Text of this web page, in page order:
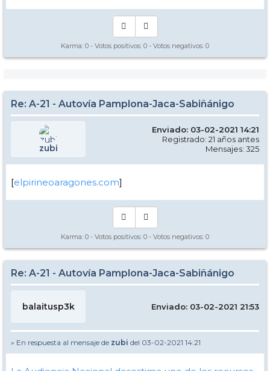
Karma: 0 - Votos positivos: 0 - Votos negativos: 0
Re: A-21 - Autovía Pamplona-Jaca-Sabiñánigo
zubi
Enviado: 03-02-2021 14:21
Registrado: 21 años antes
Mensajes: 325
[elpirineoaragones.com]
Karma: 0 - Votos positivos: 0 - Votos negativos: 0
Re: A-21 - Autovía Pamplona-Jaca-Sabiñánigo
balaitusp3k Enviado: 03-02-2021 21:53
» En respuesta al mensaje de zubi del 03-02-2021 14:21